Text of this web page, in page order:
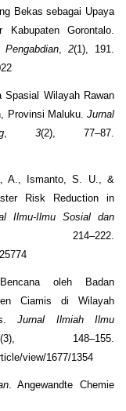
Bekas sebagai Upaya
Gorontalo.
, 2(1), 191.
Wilayah Rawan
Provinsi Maluku. Jurnal
,3(2), 77–87.
A., Ismanto, S. U., &
Risk Reduction in
Ilmu-Ilmu Sosial dan
oleh Badan
Ciamis di Wilayah
Jurnal Ilmiah Ilmu
(3), 148–155.
view/1677/1354
. Angewandte Chemie